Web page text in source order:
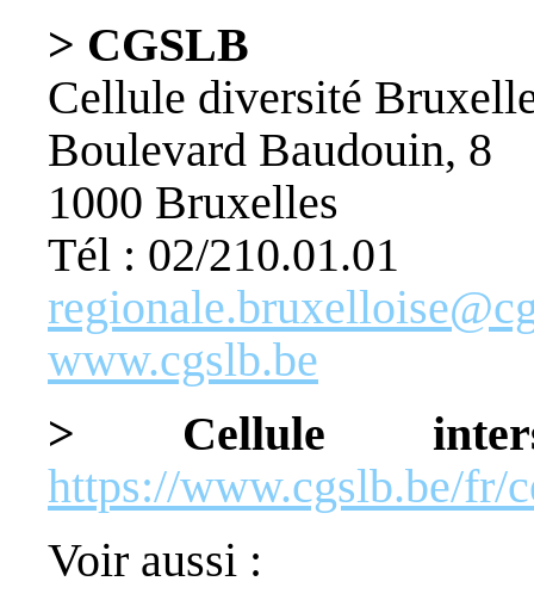
> CGSLB
Cellule diversité
Boulevard Baudouin, 8
1000 Bruxelles
Tél : 02/210.01.01
www.cgslb.be
> Cellule
https://www.cgslb.be/fr/
Voir aussi :